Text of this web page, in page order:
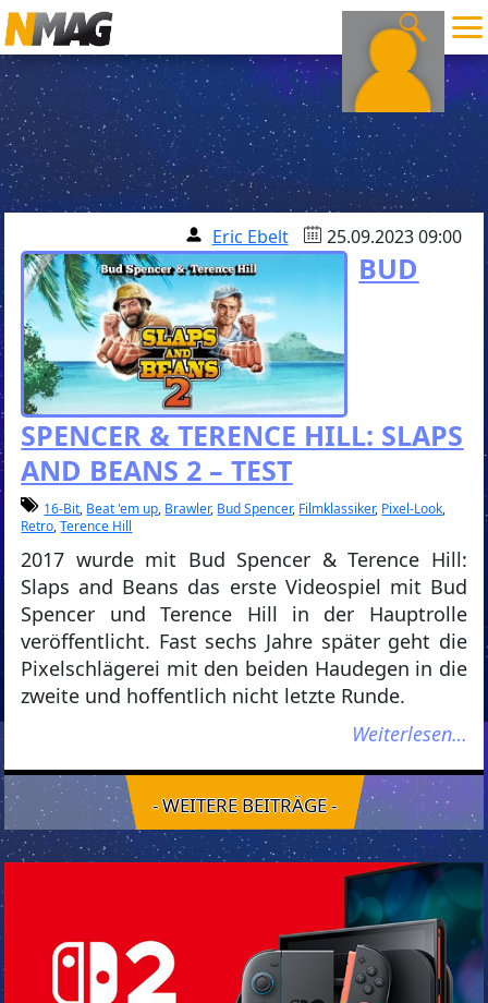
Eric Ebelt 25.09.2023 09:00
BUD
SPENCER & TERENCE HILL: SLAPS
AND BEANS 2 – TEST
16-Bit, Beat 'em up, Brawler, Bud Spencer, Filmklassiker, Pixel-Look,
Retro,Terence Hill
2017 wurde mit Bud Spencer & Terence Hill:
Slaps and Beans das erste Videospiel mit Bud
Spencer und Terence Hill in der Hauptrolle
veröffentlicht. Fast sechs Jahre später geht die
Pixelschlägerei mit den beiden Haudegen in die
zweite und hoffentlich nicht letzte Runde.
Weiterlesen…
- WEITERE BEITRÄGE -